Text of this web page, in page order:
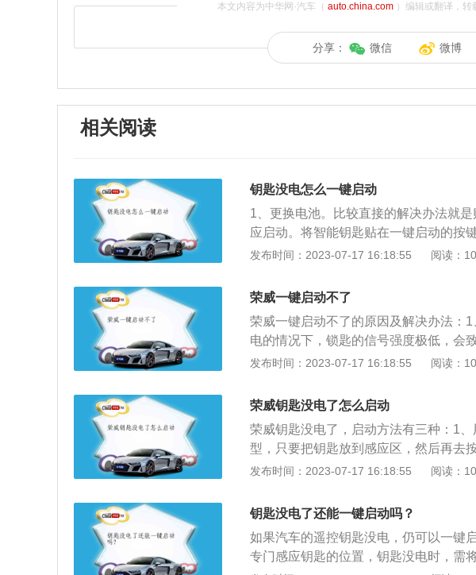
本文内容为中华网·汽车（ auto.china.com）编辑或翻译，转
分享： 微信 微博
相关阅读
钥匙没电怎么一键启动
1、更换电池。比较直接的解决办法就
应启动。将智能钥匙贴在一键启动的按
就会启动。3、插入插槽。如果车上配
垫子下面。4、用机械钥匙。智能钥匙
以用另一把钥匙启动车辆。智能钥匙的
电，建议及时更换，以免影响后续的正
差，比如遥控距离变短，可能说明钥匙
发布时间：2023-07-17 16:18:55 阅读：
荣威一键启动不了
荣威一键启动不了的原因及解决办法：
电的情况下，锁匙的信号强度极低，会
键启动就没法进行打火了。解决方案：
人驾车会等人，有一些驾驶员会打开收
间长了，蓄电池很有可能会没电，导致
方向盘与此同时按住汽车发动机一键启
档位挂入p挡，立即应用机械设备锁匙
键启动点火嗒嗒响可能是车辆电瓶亏电
响，提议先查验电瓶电能是不是充裕，
定出现了此类问题，建议车主去专业维
键启动按钮内部接触不良或者按钮插头
发布时间：2023-07-17 16:18:55 阅读：
荣威钥匙没电了怎么启动
荣威钥匙没电了，启动方法有三种：1
型，只要把钥匙放到感应区，然后再去
电池再启动。当荣威钥匙遥控器遥控距
时要确保极性正确，正极面向上，建议
更换电池的方法：1、拿出钥匙，在钥
出机械钥匙。2、弹出钥匙后，在侧面
开，注意撬动的时候要温柔些，避免钥
发布时间：2023-07-17 16:18:55 阅读：
钥匙没电了还能一键启动吗？
如果汽车的遥控钥匙没电，仍可以一键
专门感应钥匙的位置，钥匙没电时，需